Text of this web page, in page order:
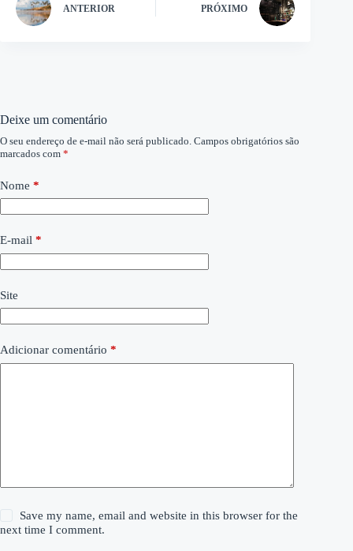
ANTERIOR PRÓXIMO
Deixe um comentário
O seu endereço de e-mail não será publicado. Campos obrigatórios são
marcados com *
Nome *
E-mail *
Site
Adicionar comentário *
Save my name, email and website in this browser for the
next time I comment.